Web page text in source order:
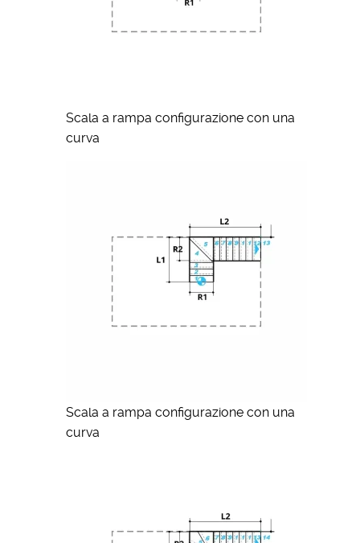
Scala a rampa configurazione con una
curva
Scala a rampa configurazione con una
curva